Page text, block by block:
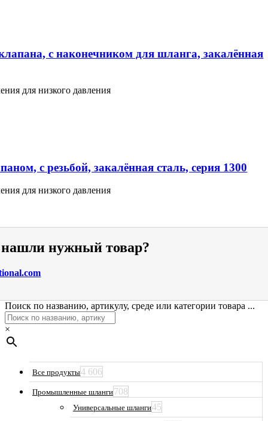
с наконечником для шланга, закалённая
для низкого давления
с резьбой, закалённая сталь, серия 1300
для низкого давления
нужный товар?
Поиск по названию, артикулу, среде или категории товара ...
×
Все продукты4 606
Промышленные шланги708
Универсальные шланги45